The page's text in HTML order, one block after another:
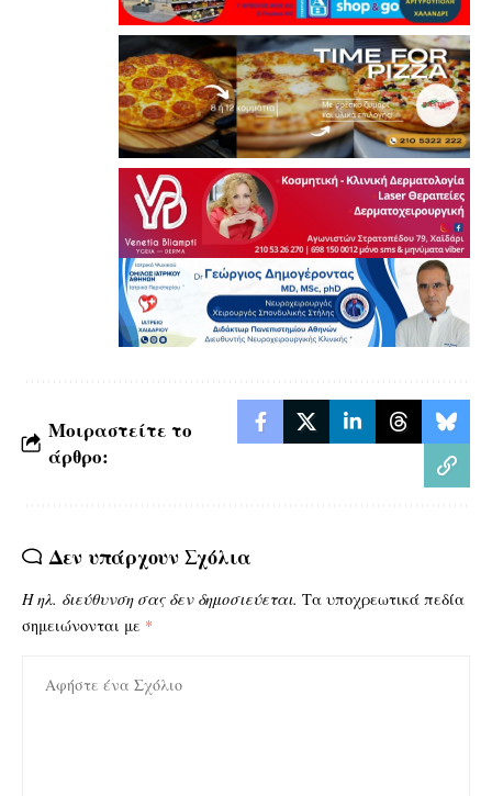
Μοιραστείτε το
άρθρο:
Δεν υπάρχουν Σχόλια
Η ηλ. διεύθυνση σας δεν δημοσιεύεται. Τα υποχρεωτικά πεδία
σημειώνονται με *